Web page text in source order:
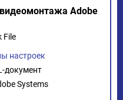
Adobe
File
настроек
документ
Systems